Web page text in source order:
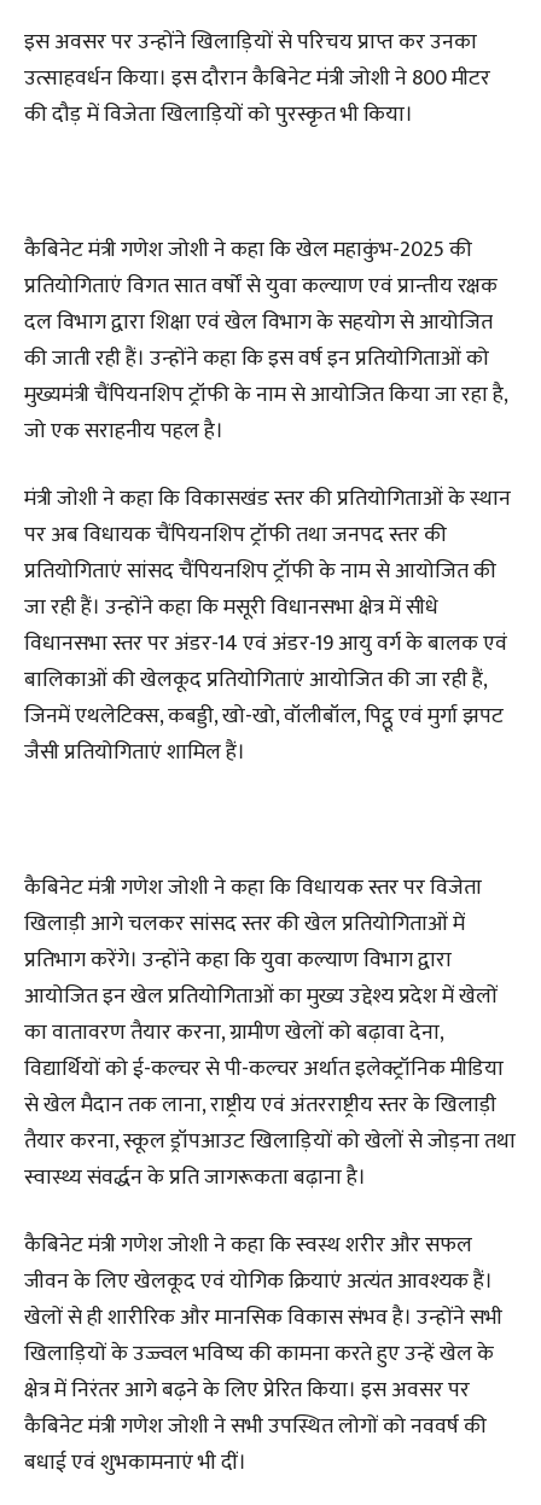
इस अवसर पर उन्होंने खिलाड़ियों से परिचय प्राप्त कर उनका
उत्साहवर्धन किया। इस दौरान कैबिनेट मंत्री जोशी ने 800 मीटर
की दौड़ में विजेता खिलाड़ियों को पुरस्कृत भी किया।
कैबिनेट मंत्री गणेश जोशी ने कहा कि खेल महाकुंभ-2025 की
प्रतियोगिताएं विगत सात वर्षों से युवा कल्याण एवं प्रान्तीय रक्षक
दल विभाग द्वारा शिक्षा एवं खेल विभाग के सहयोग से आयोजित
की जाती रही हैं। उन्होंने कहा कि इस वर्ष इन प्रतियोगिताओं को
मुख्यमंत्री चैंपियनशिप ट्रॉफी के नाम से आयोजित किया जा रहा है,
जो एक सराहनीय पहल है।
मंत्री जोशी ने कहा कि विकासखंड स्तर की प्रतियोगिताओं के स्थान
पर अब विधायक चैंपियनशिप ट्रॉफी तथा जनपद स्तर की
प्रतियोगिताएं सांसद चैंपियनशिप ट्रॉफी के नाम से आयोजित की
जा रही हैं। उन्होंने कहा कि मसूरी विधानसभा क्षेत्र में सीधे
विधानसभा स्तर पर अंडर-14 एवं अंडर-19 आयु वर्ग के बालक एवं
बालिकाओं की खेलकूद प्रतियोगिताएं आयोजित की जा रही हैं,
जिनमें एथलेटिक्स, कबड्डी, खो-खो, वॉलीबॉल, पिट्ठू एवं मुर्गा झपट
जैसी प्रतियोगिताएं शामिल हैं।
कैबिनेट मंत्री गणेश जोशी ने कहा कि विधायक स्तर पर विजेता
खिलाड़ी आगे चलकर सांसद स्तर की खेल प्रतियोगिताओं में
प्रतिभाग करेंगे। उन्होंने कहा कि युवा कल्याण विभाग द्वारा
आयोजित इन खेल प्रतियोगिताओं का मुख्य उद्देश्य प्रदेश में खेलों
का वातावरण तैयार करना, ग्रामीण खेलों को बढ़ावा देना,
विद्यार्थियों को ई-कल्चर से पी-कल्चर अर्थात इलेक्ट्रॉनिक मीडिया
से खेल मैदान तक लाना, राष्ट्रीय एवं अंतरराष्ट्रीय स्तर के खिलाड़ी
तैयार करना, स्कूल ड्रॉपआउट खिलाड़ियों को खेलों से जोड़ना तथा
स्वास्थ्य संवर्द्धन के प्रति जागरूकता बढ़ाना है।
कैबिनेट मंत्री गणेश जोशी ने कहा कि स्वस्थ शरीर और सफल
जीवन के लिए खेलकूद एवं योगिक क्रियाएं अत्यंत आवश्यक हैं।
खेलों से ही शारीरिक और मानसिक विकास संभव है। उन्होंने सभी
खिलाड़ियों के उज्ज्वल भविष्य की कामना करते हुए उन्हें खेल के
क्षेत्र में निरंतर आगे बढ़ने के लिए प्रेरित किया। इस अवसर पर
कैबिनेट मंत्री गणेश जोशी ने सभी उपस्थित लोगों को नववर्ष की
बधाई एवं शुभकामनाएं भी दीं।